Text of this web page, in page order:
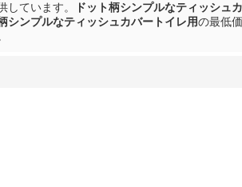
しています。 ドット柄シンプルなティッシュ
シンプルなティッシュカバートイレ用の最低